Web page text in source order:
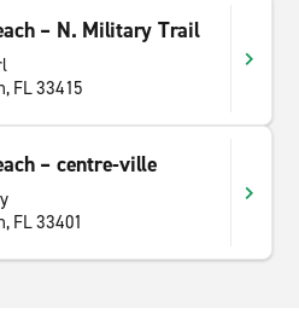
– N. Military Trail
FL 33415
– centre-ville
FL 33401